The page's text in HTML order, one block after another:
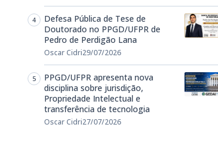
Defesa Pública de Tese de
Doutorado no PPGD/UFPR de
Pedro de Perdigão Lana
Oscar Cidri29/07/2026
PPGD/UFPR apresenta nova
disciplina sobre jurisdição,
Propriedade Intelectual e
transferência de tecnologia
Oscar Cidri27/07/2026